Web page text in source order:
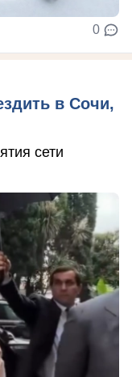
0
в Сочи,
сети